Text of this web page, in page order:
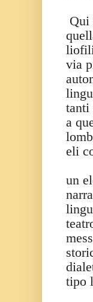
Qui
via
tanti
a
eli
un
tipo